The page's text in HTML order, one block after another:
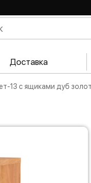
Доставка
13 с ящиками дуб